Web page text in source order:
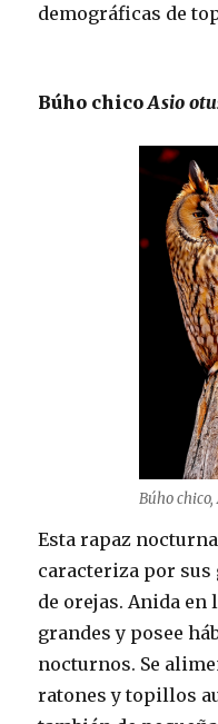
demográficas de
Búho chicoAsio
Búho chico,
Esta rapaz
caracteriza por sus
de orejas. Anida en
grandes y posee
nocturnos. Se
ratones y topillos